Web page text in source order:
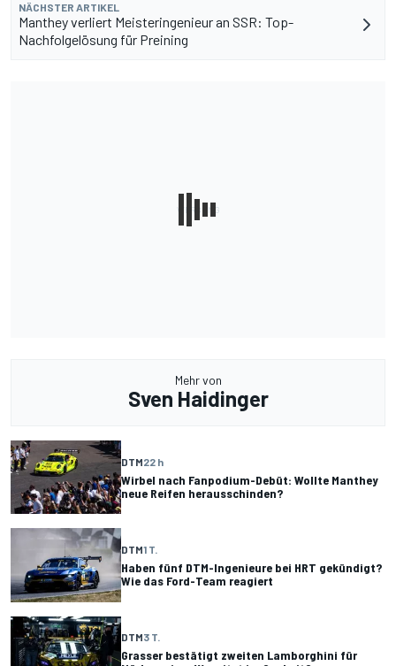
NÄCHSTER ARTIKEL
Manthey verliert Meisteringenieur an SSR: Top-
Nachfolgelösung für Preining
Mehr von
Sven Haidinger
DTM22 h
Wirbel nach Fanpodium-Debüt: Wollte Manthey
neue Reifen herausschinden?
DTM1 T.
Haben fünf DTM-Ingenieure bei HRT gekündigt?
Wie das Ford-Team reagiert
DTM3 T.
Grasser bestätigt zweiten Lamborghini für